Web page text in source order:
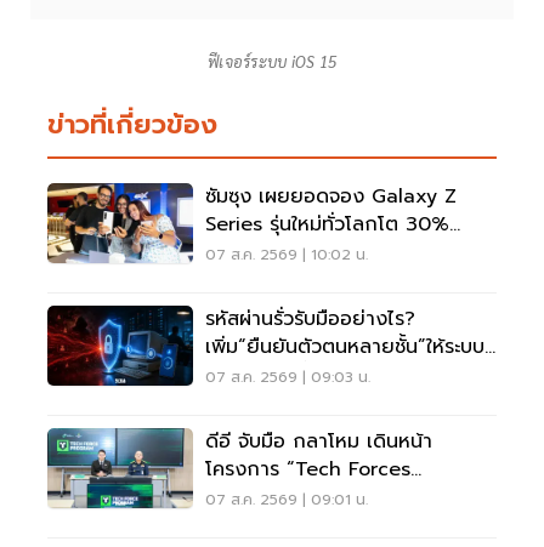
ฟีเจอร์ระบบ iOS 15
ข่าวที่เกี่ยวข้อง
ซัมซุง เผยยอดจอง Galaxy Z
Series รุ่นใหม่ทั่วโลกโต 30%
เกาหลีใต้แตะ 1.44 ล้านเครื่อง
07 ส.ค. 2569 | 10:02 น.
รหัสผ่านรั่วรับมืออย่างไร?
เพิ่ม“ยืนยันตัวตนหลายชั้น”ให้ระบบ
เดิม ไม่ต้องรื้อใหม่
07 ส.ค. 2569 | 09:03 น.
ดีอี จับมือ กลาโหม เดินหน้า
โครงการ “Tech Forces
Program”
07 ส.ค. 2569 | 09:01 น.